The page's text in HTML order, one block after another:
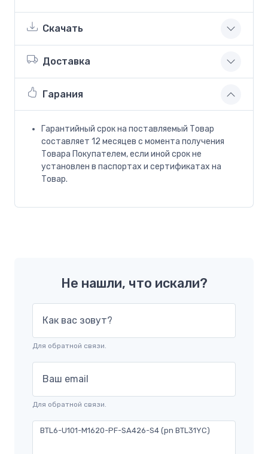
Скачать
Доставка
Гарания
Гарантийный срок на поставляемый Товар
составляет 12 месяцев с момента получения
Товара Покупателем, если иной срок не
установлен в паспортах и сертификатах на
Товар.
Не нашли, что искали?
Как вас зовут?
Для обратной связи.
Ваш email
Для обратной связи.